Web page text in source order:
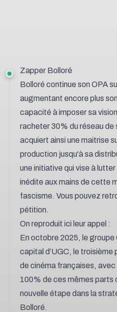
Zapper Bolloré
Bolloré continue son OPA
augmentant encore plus
capacité à imposer sa
racheter 30% du réseau de
acquiert ainsi une maitrise
production jusqu'à sa
une initiative qui vise à
inédite aux mains de cette
fascisme. Vous pouvez
pétition.
On reproduit ici leur appel :
En octobre 2025, le
capital d’UGC, le troisième
de cinéma françaises,
100% de ces mêmes parts
nouvelle étape dans la
Bolloré.